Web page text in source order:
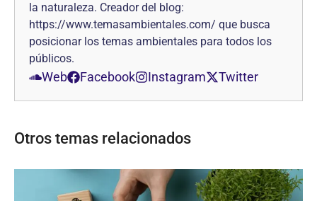
la naturaleza. Creador del blog:
https://www.temasambientales.com/ que busca
posicionar los temas ambientales para todos los
públicos.
Web Facebook Instagram Twitter
Otros temas relacionados